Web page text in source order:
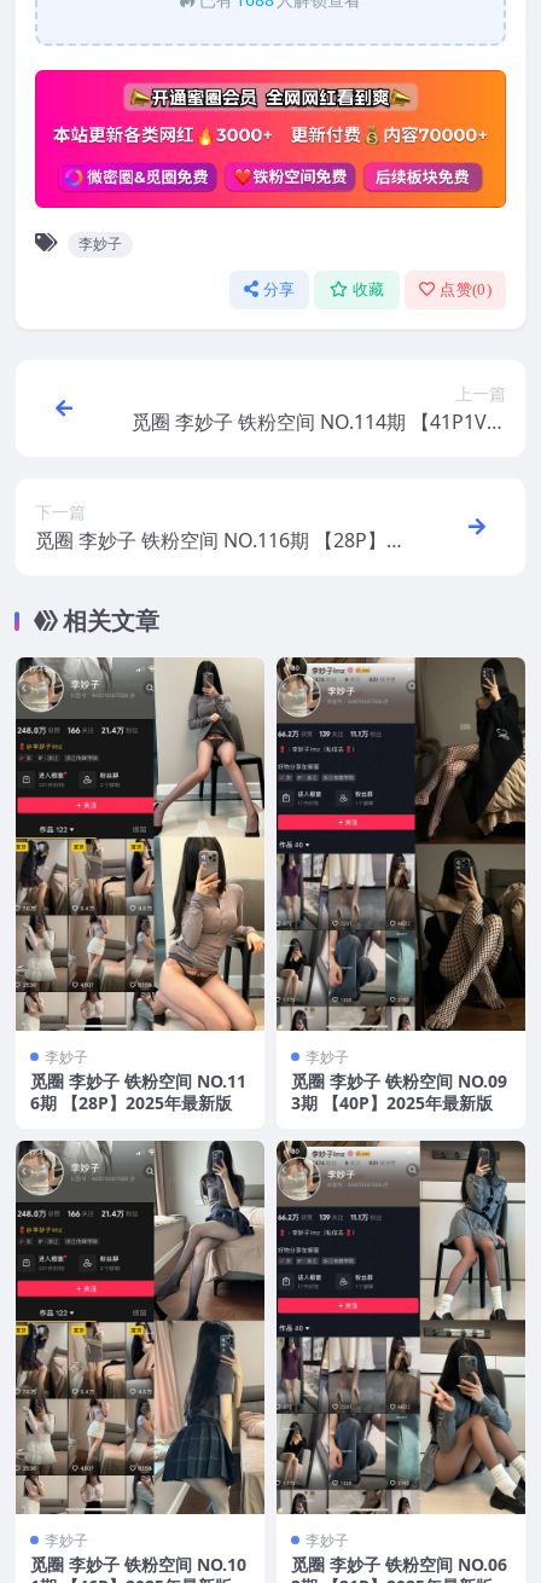
李妙子
分享 收藏 点赞(0)
上一篇
觅圈 李妙子 铁粉空间 NO.114期 【41P1V】
下一篇
觅圈 李妙子 铁粉空间 NO.116期 【28P】20
相关文章
李妙子
觅圈 李妙子 铁粉空间 NO.11
6期 【28P】2025年最新版
李妙子
觅圈 李妙子 铁粉空间 NO.09
3期 【40P】2025年最新版
李妙子
觅圈 李妙子 铁粉空间 NO.10
李妙子
觅圈 李妙子 铁粉空间 NO.06